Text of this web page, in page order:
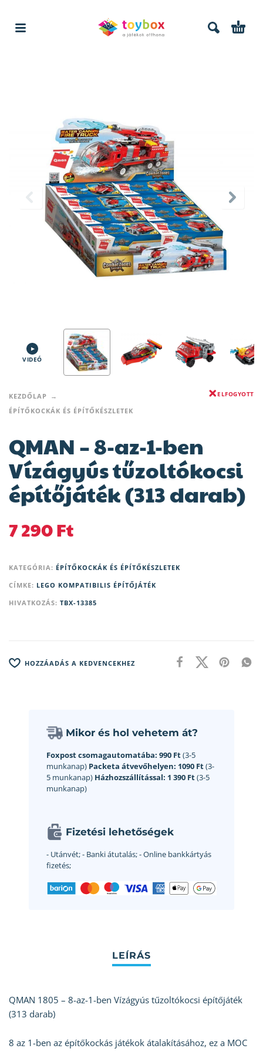
VIDEÓ
KEZDŐLAP
ÉPÍTŐKOCKÁK ÉS ÉPÍTŐKÉSZLETEK
ELFOGYOTT
QMAN – 8-az-1-ben
Vízágyús tűzoltókocsi
építőjáték (313 darab)
7 290Ft
KATEGÓRIA: ÉPÍTŐKOCKÁK ÉS ÉPÍTŐKÉSZLETEK
CÍMKE: LEGO KOMPATIBILIS ÉPÍTŐJÁTÉK
HIVATKOZÁS: TBX-13385
HOZZÁADÁS A KEDVENCEKHEZ
Mikor és hol vehetem át?
Foxpost csomagautomatába: 990 Ft(3-5
munkanap) Packeta átvevőhelyen: 1090 Ft(3-
5 munkanap) Házhozszállítással: 1 390 Ft(3-5
munkanap)
Fizetési lehetőségek
- Utánvét;- Banki átutalás;- Online bankkártyás
fizetés;
QMAN 1805 – 8-az-1-ben Vízágyús tűzoltókocsi építőjáték
(313 darab)
8 az 1-ben az építőkockás játékok átalakításához, ez a MOC